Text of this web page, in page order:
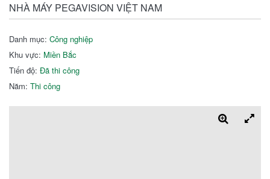
NHÀ MÁY PEGAVISION VIỆT NAM️
Danh mục: Công nghiệp
Khu vực: Miền Bắc
Tiến độ: Đã thi công
Năm: Thi công